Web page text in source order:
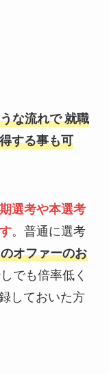
な流れで 就職
する事も可
選考や本選考
す。普通に選考
オファーのお
でも倍率低く
しておいた方